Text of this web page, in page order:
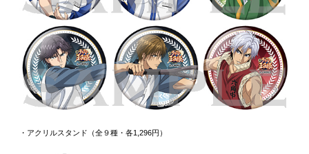
・アクリルスタンド（全９種・各1,296円）